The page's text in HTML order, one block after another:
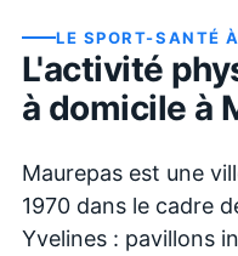
LE SPORT-SANTÉ À
L'activité
à domicile à
Maurepas est une
1970 dans le cadre
Yvelines : pavillons